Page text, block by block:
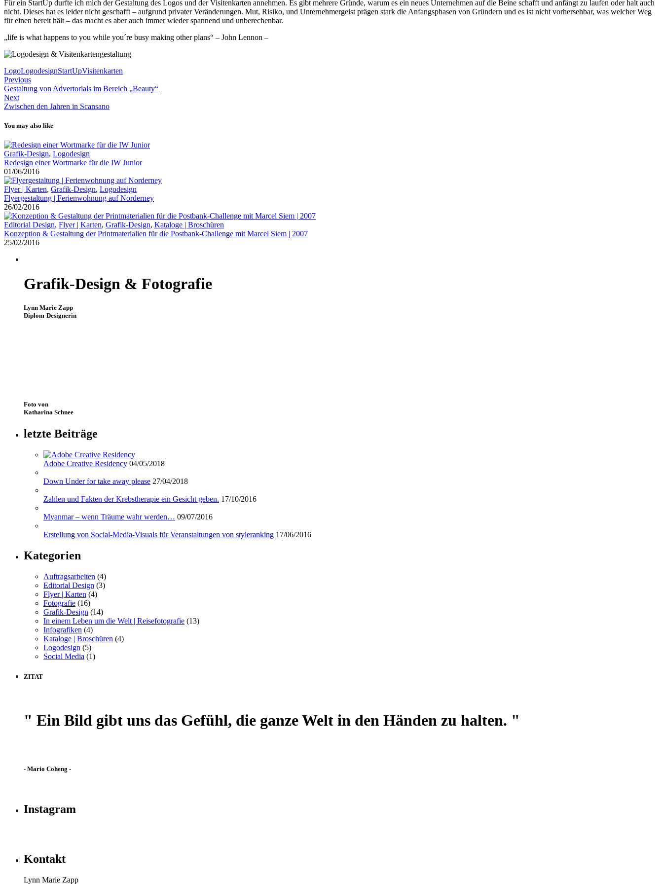
Für ein StartUp durfte ich mich der Gestaltung des Logos und der Visitenkarten annehmen. Es gibt mehrere Gründe, warum es ein neues Unternehmen auf die Beine schafft und anfängt zu laufen oder halt auch
nicht. Dieses hat es leider nicht geschafft – aufgrund privater Veränderungen. Mut, Risiko, und Unternehmergeist prägen stark die Anfangsphasen von Gründern und es ist nicht vorhersehbar, was welcher Weg
für einen bereit hält – das macht es aber auch immer wieder spannend und unberechenbar.
„life is what happens to you while you´re busy making other plans“ – John Lennon –
LogoLogodesignStartUpVisitenkarten
Previous
Gestaltung von Advertorials im Bereich „Beauty“
Next
Zwischen den Jahren in Scansano
You may also like
Grafik-Design, Logodesign
Redesign einer Wortmarke für die IW Junior
01/06/2016
Flyer | Karten, Grafik-Design, Logodesign
Flyergestaltung | Ferienwohnung auf Norderney
26/02/2016
Editorial Design, Flyer | Karten, Grafik-Design, Kataloge | Broschüren
Konzeption & Gestaltung der Printmaterialien für die Postbank-Challenge mit Marcel Siem | 2007
25/02/2016
Grafik-Design & Fotografie
Lynn Marie Zapp
Diplom-Designerin
Foto von
Katharina Schnee
letzte Beiträge
Adobe Creative Residency 04/05/2018
Down Under for take away please 27/04/2018
Zahlen und Fakten der Krebstherapie ein Gesicht geben. 17/10/2016
Myanmar – wenn Träume wahr werden… 09/07/2016
Erstellung von Social-Media-Visuals für Veranstaltungen von styleranking 17/06/2016
Kategorien
Auftragsarbeiten (4)
Editorial Design (3)
Flyer | Karten (4)
Fotografie (16)
Grafik-Design (14)
In einem Leben um die Welt | Reisefotografie (13)
Infografiken (4)
Kataloge | Broschüren (4)
Logodesign (5)
Social Media (1)
ZITAT
" Ein Bild gibt uns das Gefühl, die ganze Welt in den Händen zu halten. "
- Mario Coheng -
Instagram
Kontakt
Lynn Marie Zapp